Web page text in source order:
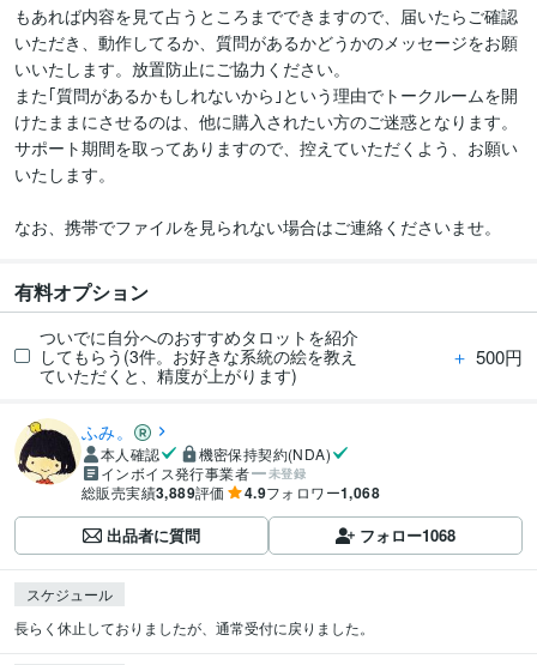
もあれば内容を見て占うところまでできますので、届いたらご確認
いただき、動作してるか、質問があるかどうかのメッセージをお願
いいたします。放置防止にご協力ください。
また｢質問があるかもしれないから｣という理由でトークルームを開
けたままにさせるのは、他に購入されたい方のご迷惑となります。
サポート期間を取ってありますので、控えていただくよう、お願い
いたします。
なお、携帯でファイルを見られない場合はご連絡くださいませ。
有料オプション
ついでに自分へのおすすめタロットを紹介
してもらう(3件。お好きな系統の絵を教え
ていただくと、精度が上がります)
＋ 500円
ふみ。
本人確認
機密保持契約(NDA)
インボイス発行事業者
未登録
総販売実績3,889評価 4.9フォロワー1,068
出品者に質問 フォロー1068
スケジュール
長らく休止しておりましたが、通常受付に戻りました。